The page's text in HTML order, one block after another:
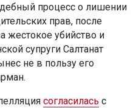
процесс о лишении
прав, после
жестокое убийство и
супруги Салтанат
не в пользу его
согласилась с